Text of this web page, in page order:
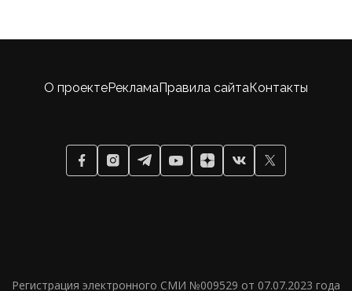
Регистрация электронного СМИ №009529 от 07.07.2023 года
О проектеРекламаПравила сайтаКонтакты